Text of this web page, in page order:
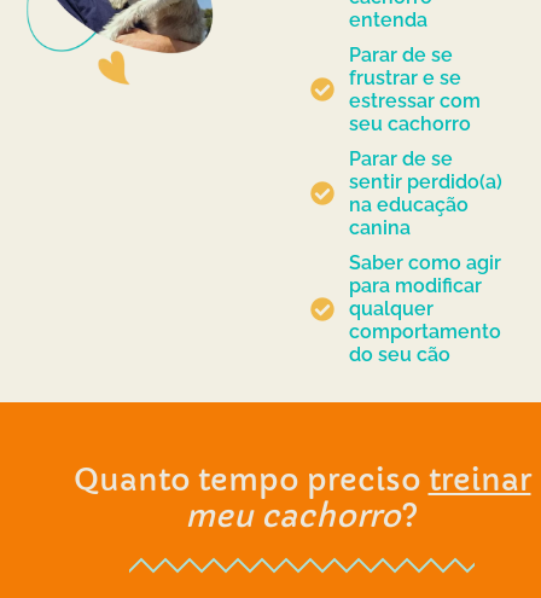
entenda
Parar de se
frustrar e se
estressar com
seu cachorro
Parar de se
sentir perdido(a)
na educação
canina
Saber como agir
para modificar
qualquer
comportamento
do seu cão
Quanto tempo preciso treinar
meu cachorro?